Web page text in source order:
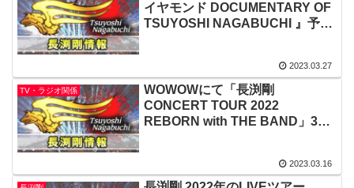
イヤモンド DOCUMENTARY OF
TSUYOSHI NAGABUCHI 』予告
2023.03.27
TV・ラジオ関係
WOWOWにて「長渕剛
CONCERT TOUR 2022
REBORN with THE BAND」3月
2023.03.16